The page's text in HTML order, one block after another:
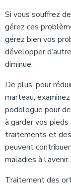
Si vous souffrez
gérez ces
gérez bien vos
développer
diminue.
De plus, pour
marteau,
podologue pour
à garder vos
traitements et
peuvent
maladies à l’avenir.
Traitement des